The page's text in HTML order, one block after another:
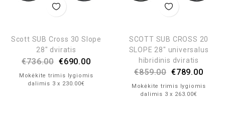
Scott SUB Cross 30 Slope
28″ dviratis
€736.00 €690.00
Mokėkite trimis lygiomis
dalimis 3 x 230.00€
SCOTT SUB CROSS 20
SLOPE 28″ universalus
hibridinis dviratis
€859.00 €789.00
Mokėkite trimis lygiomis
dalimis 3 x 263.00€